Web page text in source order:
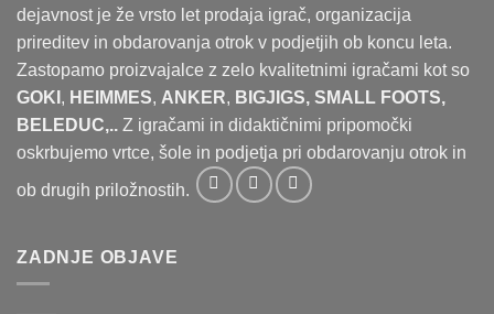
dejavnost je že vrsto let prodaja igrač, organizacija
prireditev in obdarovanja otrok v podjetjih ob koncu leta.
Zastopamo proizvajalce z zelo kvalitetnimi igračami kot so
GOKI , HEIMMES, ANKER, BIGJIGS, SMALL FOOTS,
BELEDUC,.. Z igračami in didaktičnimi pripomočki
oskrbujemo vrtce, šole in podjetja pri obdarovanju otrok in
ob drugih priložnostih.
ZADNJE OBJAVE